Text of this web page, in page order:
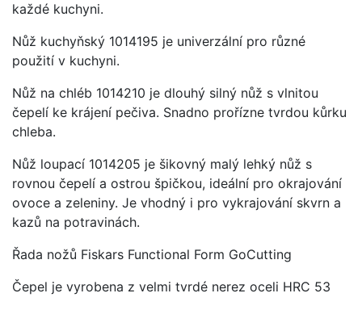
každé kuchyni.
Nůž kuchyňský 1014195 je univerzální pro různé
použití v kuchyni.
Nůž na chléb 1014210 je dlouhý silný nůž s vlnitou
čepelí ke krájení pečiva. Snadno prořízne tvrdou kůrku
chleba.
Nůž loupací 1014205 je šikovný malý lehký nůž s
rovnou čepelí a ostrou špičkou, ideální pro okrajování
ovoce a zeleniny. Je vhodný i pro vykrajování skvrn a
kazů na potravinách.
Řada nožů Fiskars Functional Form GoCutting
Čepel je vyrobena z velmi tvrdé nerez oceli HRC 53